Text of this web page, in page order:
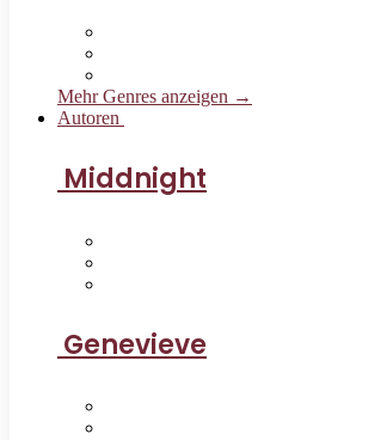
Mehr Genres anzeigen →
Autoren
Middnight
Genevieve